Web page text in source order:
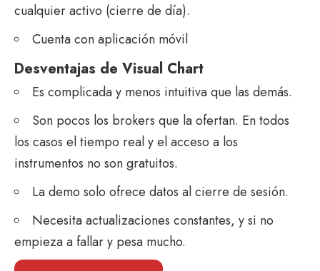
cualquier activo (cierre de día).
Cuenta con aplicación móvil
Desventajas de Visual Chart
Es complicada y menos intuitiva que las demás.
Son pocos los brokers que la ofertan. En todos
los casos el tiempo real y el acceso a los
instrumentos no son gratuitos.
La demo solo ofrece datos al cierre de sesión.
Necesita actualizaciones constantes, y si no
empieza a fallar y pesa mucho.